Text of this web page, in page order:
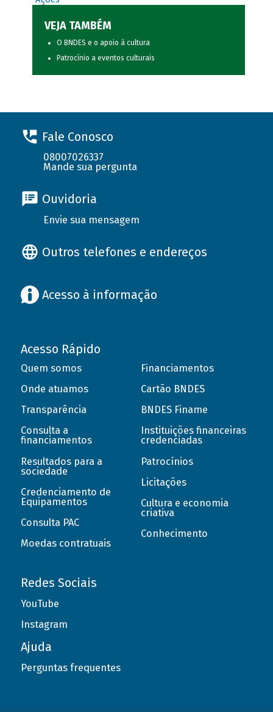
VEJA TAMBÉM
O BNDES e o apoio à cultura
Patrocínio a eventos culturais
Fale Conosco
08007026337
Mande sua pergunta
Ouvidoria
Envie sua mensagem
Outros telefones e endereços
Acesso à informação
Acesso Rápido
Quem somos
Onde atuamos
Transparência
Consulta a
financiamentos
Resultados para a
sociedade
Credenciamento de
Equipamentos
Consulta PAC
Moedas contratuais
Financiamentos
Cartão BNDES
BNDES Finame
Instituições financeiras
credenciadas
Patrocínios
Licitações
Cultura e economia
criativa
Conhecimento
Redes Sociais
YouTube
Instagram
Ajuda
Perguntas frequentes